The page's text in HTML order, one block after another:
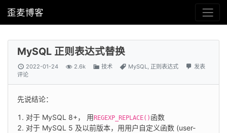
歪麦博客
MySQL 正则表达式替换
2022-01-24 2.6k 技术 MySQL, 正则表达式
发表
评论
先说结论：
对于 MySQL 8+， 用 REGEXP_REPLACE() 函数
对于 MySQL 5 及以前版本，用用户自定义函数 (user-